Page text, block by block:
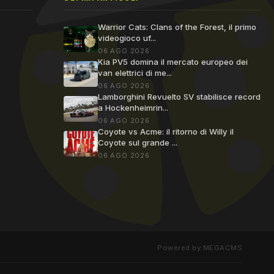
Warrior Cats: Clans of the Forest, il primo
videogioco uf...
06 AGO 2026
Kia PV5 domina il mercato europeo dei
van elettrici di me...
06 AGO 2026
Lamborghini Revuelto SV stabilisce record
a Hockenheimrin...
06 AGO 2026
Coyote vs Acme: il ritorno di Willy il
Coyote sul grande ...
06 AGO 2026
Powered by MEGACMS